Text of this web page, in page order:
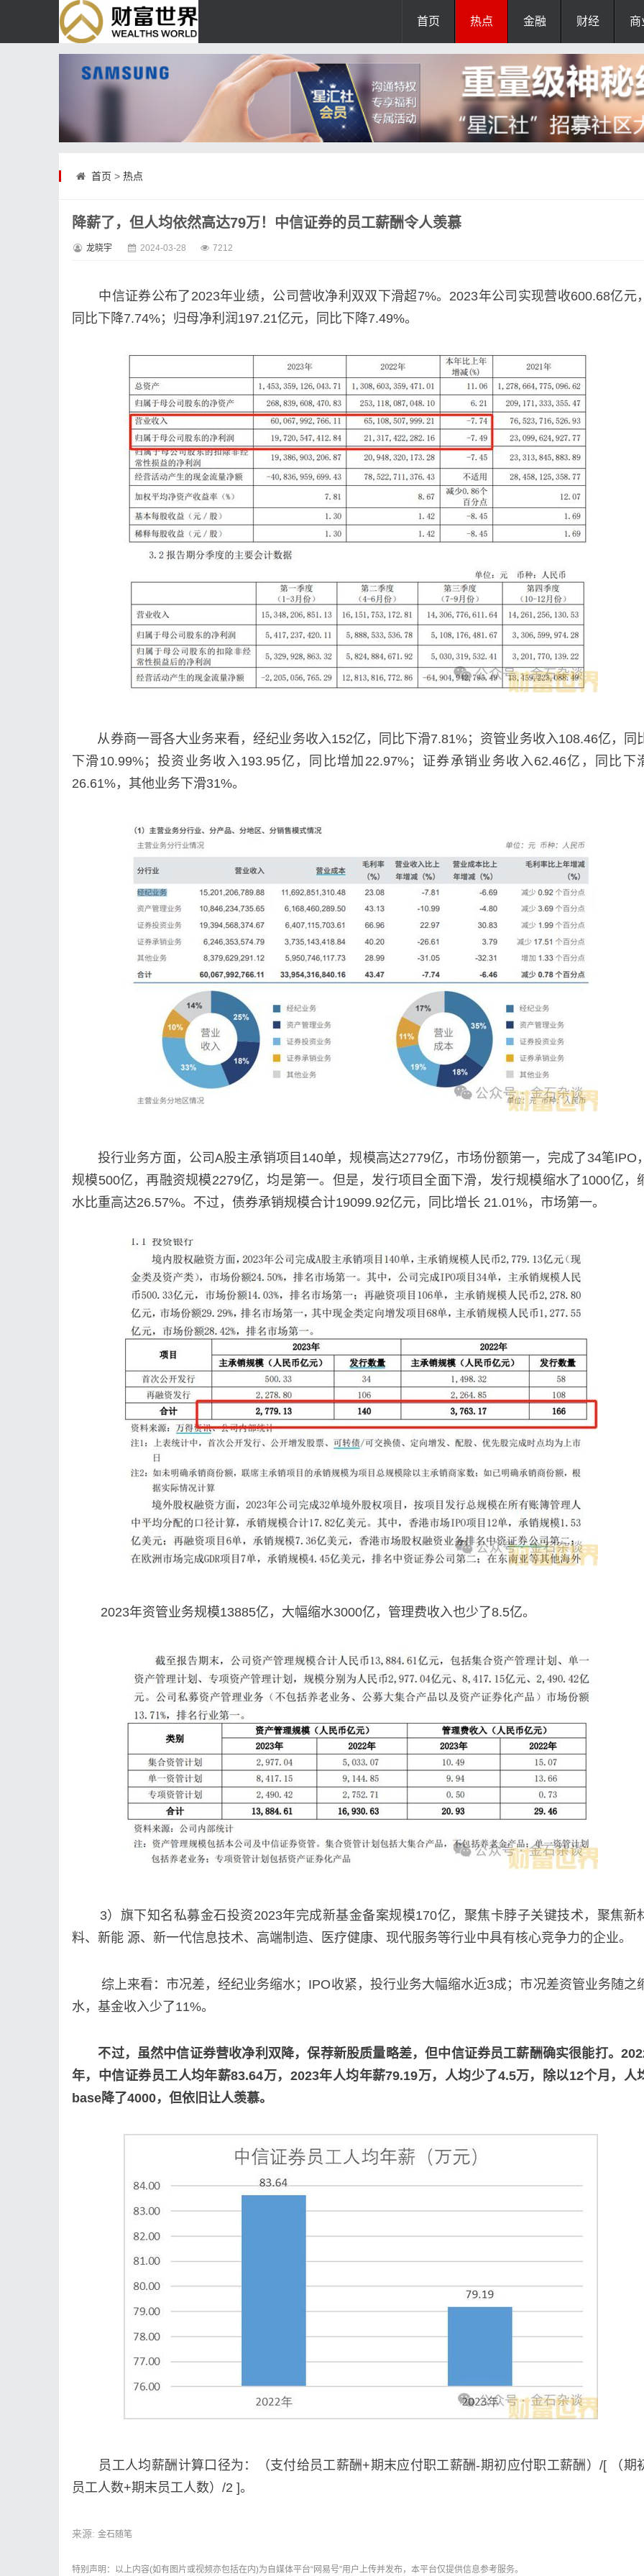
首页 热点 金融 财经 商
首页 > 热点
降薪了，但人均依然高达79万！中信证券的员工薪酬令人羡慕
龙晓宇 2024-03-28 7212
中信证券公布了2023年业绩，公司营收净利双双下滑超7%。2023年公司实现营收600.68亿元
同比下降7.74%；归母净利润197.21亿元，同比下降7.49%。
从券商一哥各大业务来看，经纪业务收入152亿，同比下滑7.81%；资管业务收入108.46亿，同
下滑10.99%；投资业务收入193.95亿，同比增加22.97%；证券承销业务收入62.46亿，同比下
26.61%，其他业务下滑31%。
投行业务方面，公司A股主承销项目140单，规模高达2779亿，市场份额第一，完成了34笔IPO
规模500亿，再融资规模2279亿，均是第一。但是，发行项目全面下滑，发行规模缩水了1000亿，
水比重高达26.57%。不过，债券承销规模合计19099.92亿元，同比增长 21.01%，市场第一。
2023年资管业务规模13885亿，大幅缩水3000亿，管理费收入也少了8.5亿。
3）旗下知名私募金石投资2023年完成新基金备案规模170亿，聚焦卡脖子关键技术，聚焦新
料、新能 源、新一代信息技术、高端制造、医疗健康、现代服务等行业中具有核心竞争力的企业。
综上来看：市况差，经纪业务缩水；IPO收紧，投行业务大幅缩水近3成；市况差资管业务随之
水，基金收入少了11%。
不过，虽然中信证券营收净利双降，保荐新股质量略差，但中信证券员工薪酬确实很能打。
年，中信证券员工人均年薪83.64万，2023年人均年薪79.19万，人均少了4.5万，除以12个月，人
base降了4000，但依旧让人羡慕。
员工人均薪酬计算口径为：（支付给员工薪酬+期末应付职工薪酬-期初应付职工薪酬）/[ （期
员工人数+期末员工人数）/2 ]。
来源: 金石随笔
特别声明：以上内容(如有图片或视频亦包括在内)为自媒体平台“网易号”用户上传并发布，本平台仅提供信息参考服务。